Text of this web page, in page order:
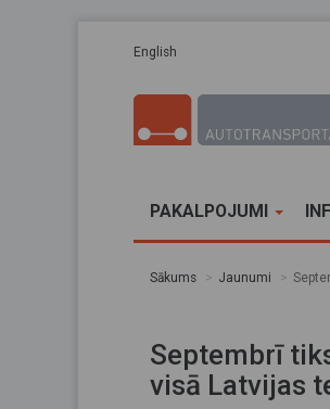
English
PAKALPOJUMI
Sākums Jaunumi
Septembrī
visā Latvijas